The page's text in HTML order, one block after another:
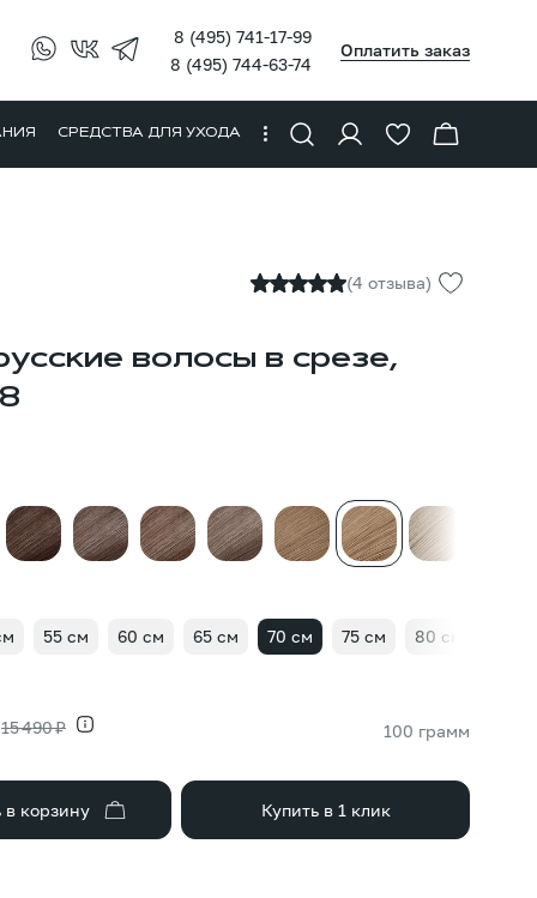
8 (495) 741-17-99
8 (495) 744-63-74
Оплатить заказ
СРЕДСТВА ДЛЯ УХОДА
(4 отзыва)
волосы в срезе,
55 см 60 см 65 см 70 см 75 см 80 см
15 490 ₽ 100 грамм
в корзину Купить в 1 клик